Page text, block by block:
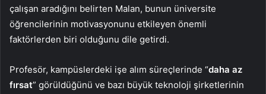
çalışan aradığını belirten Malan, bunun üniversite
öğrencilerinin motivasyonunu etkileyen önemli
faktörlerden biri olduğunu dile getirdi.
Profesör, kampüslerdeki işe alım süreçlerinde “daha az
fırsat” görüldüğünü ve bazı büyük teknoloji şirketlerinin